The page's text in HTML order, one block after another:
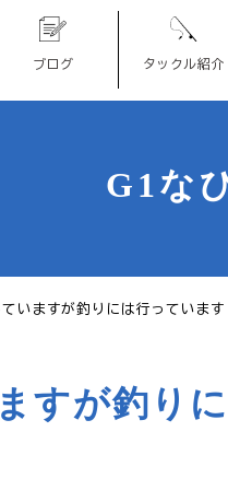
ブログ タックル紹介
G1な
いますが釣りには行っています
すが釣り